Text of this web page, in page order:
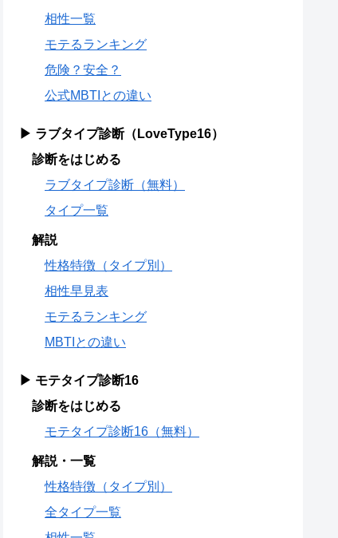
相性一覧
モテるランキング
危険？安全？
公式MBTIとの違い
▶ ラブタイプ診断（LoveType16）
診断をはじめる
ラブタイプ診断（無料）
タイプ一覧
解説
性格特徴（タイプ別）
相性早見表
モテるランキング
MBTIとの違い
▶ モテタイプ診断16
診断をはじめる
モテタイプ診断16（無料）
解説・一覧
性格特徴（タイプ別）
全タイプ一覧